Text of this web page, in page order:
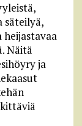
säteilyä,
Näitä
ja